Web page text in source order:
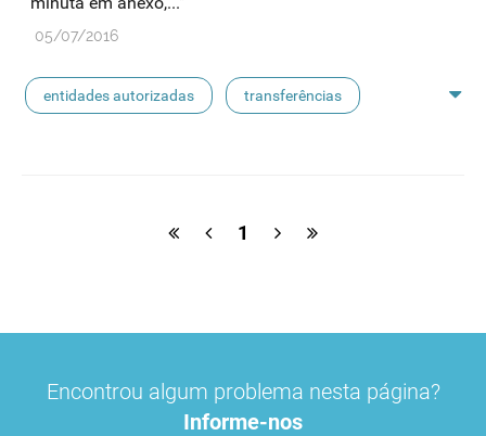
05/07/2016
entidades autorizadas transferências
1
Encontrou algum problema nesta página?
Informe-nos